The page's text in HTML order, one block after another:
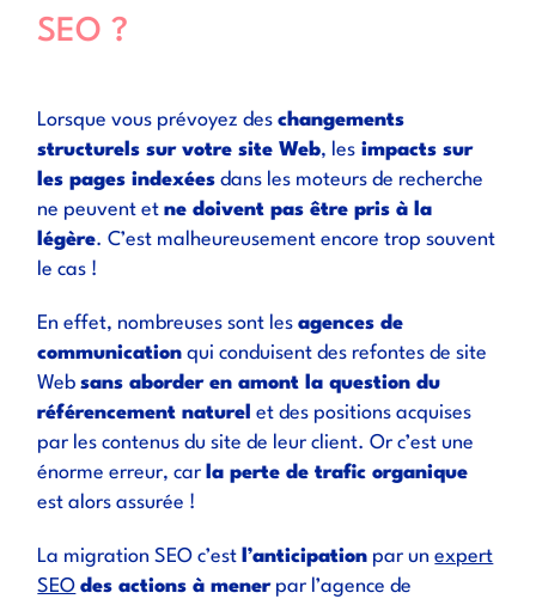
SEO ?
Lorsque vous prévoyez deschangements
structurels sur votre site Web, les impacts sur
les pages indexées dans les moteurs de recherche
ne peuvent etne doivent pas être pris à la
légère. C’est malheureusement encore trop souvent
le cas !
En effet, nombreuses sont lesagences de
communication qui conduisent des refontes de site
Websans aborder en amont la question du
référencement naturel et des positions acquises
par les contenus du site de leur client. Or c’est une
énorme erreur, car la perte de trafic organique
est alors assurée !
La migration SEO c’est l’anticipation par unexpert
SEO des actions à menerpar l’agence de